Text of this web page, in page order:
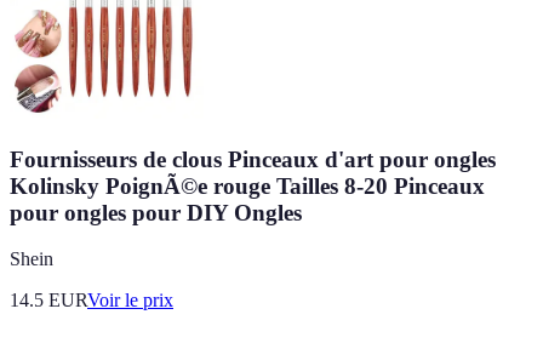
Fournisseurs de clous Pinceaux d'art pour ongles
Kolinsky PoignÃ©e rouge Tailles 8-20 Pinceaux
pour ongles pour DIY Ongles
Shein
14.5 EURVoir le prix